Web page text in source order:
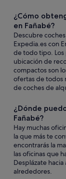
¿Cómo
en Fañabé?
Descubre
Expedia.es con
de todo tipo. Los
ubicación de
compactos son
ofertas de todos
de coches de
¿Dónde
Fañabé?
Hay muchas
la que más te
encontrarás la
las oficinas que
Desplázate
alrededores.